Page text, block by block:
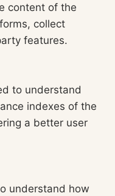
content of the
collect
features.
to understand
indexes of the
a better user
understand how